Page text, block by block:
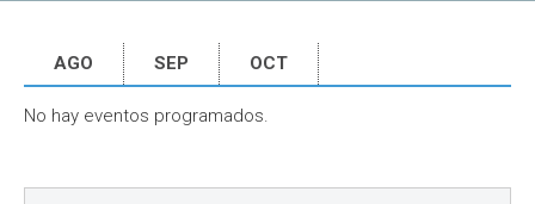
AGO SEP OCT
No hay eventos programados.